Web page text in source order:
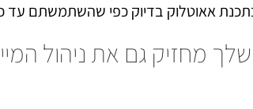
אאוטלוק בדיוק כפי שהשתמשתם עד
מחזיק גם את ניהול